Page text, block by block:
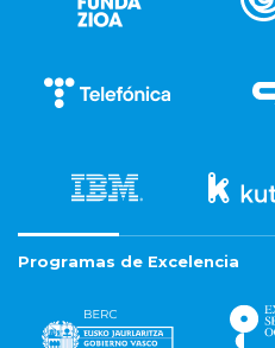
Programas de Excelencia